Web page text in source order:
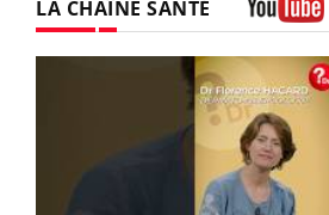
LA CHAÎNE SANTÉ